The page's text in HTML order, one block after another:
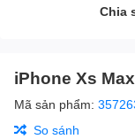
Chia
iPhone Xs Max
Mã sản phẩm:
So sánh